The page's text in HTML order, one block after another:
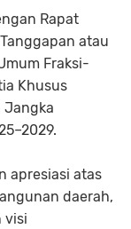
Rapat
atau
Fraksi-
Khusus
Jangka
apresiasi atas
daerah,
visi